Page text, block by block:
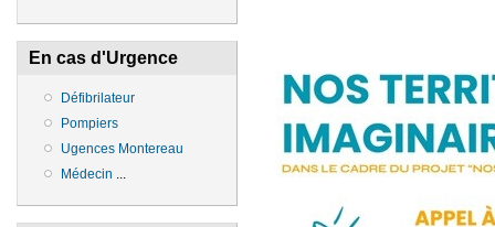
En cas d'Urgence
Défibrilateur
Pompiers
Ugences Montereau
Médecin ...